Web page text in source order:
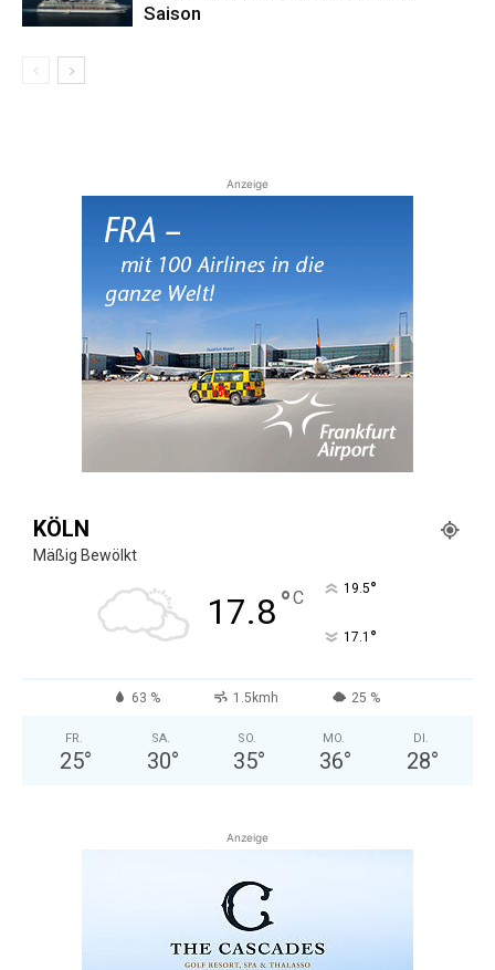
Saison
Anzeige
KÖLN
Mäßig Bewölkt
17.8°C 19.5°
17.1 °
63 % 1.5kmh 25 %
FR.
25°
SA.
30°
SO.
35°
MO.
36°
DI.
28°
Anzeige